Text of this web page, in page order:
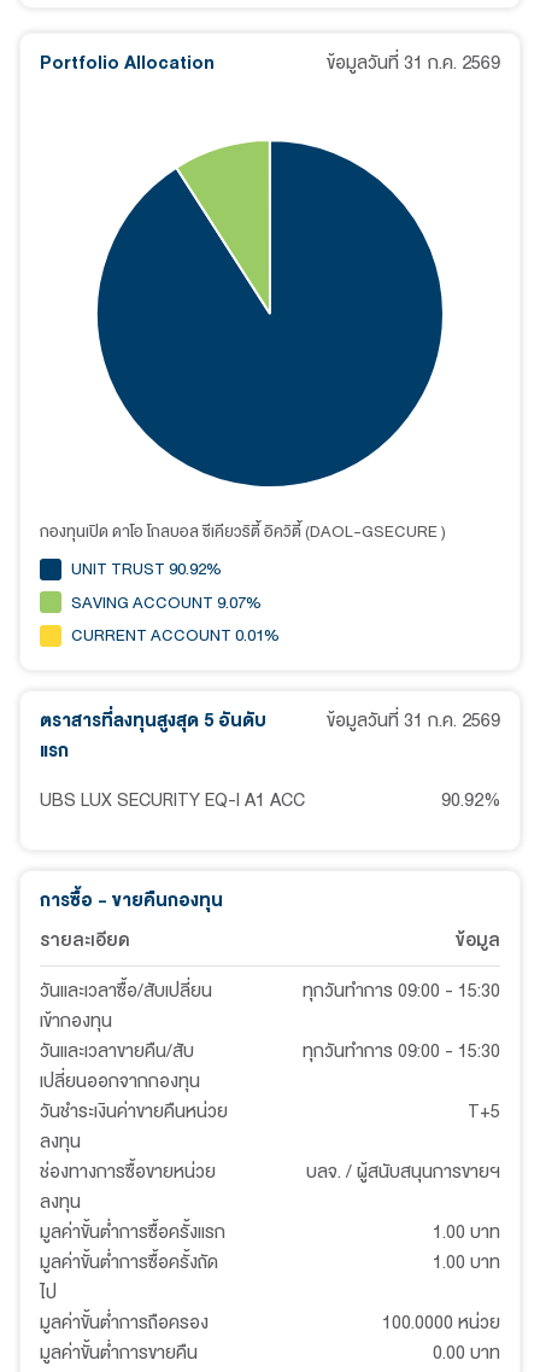
Portfolio Allocation ข้อมูลวันที่ 31 ก.ค. 2569
กองทุนเปิด ดาโอ โกลบอล ซีเคียวริตี้ อิควิตี้ (DAOL-GSECURE )
UNIT TRUST 90.92%
SAVING ACCOUNT 9.07%
CURRENT ACCOUNT 0.01%
ตราสารที่ลงทุนสูงสุด 5 อันดับ
แรก
ข้อมูลวันที่ 31 ก.ค. 2569
UBS LUX SECURITY EQ-I A1 ACC 90.92%
การซื้อ - ขายคืนกองทุน
รายละเอียด
ข้อมูล
วันและเวลาซื้อ/สับเปลี่ยน
เข้ากองทุน
ทุกวันทำการ 09:00 - 15:30
วันและเวลาขายคืน/สับ
เปลี่ยนออกจากกองทุน
ทุกวันทำการ 09:00 - 15:30
วันชำระเงินค่าขายคืนหน่วย
ลงทุน
T+5
ช่องทางการซื้อขายหน่วย
ลงทุน
บลจ. / ผู้สนับสนุนการขายฯ
มูลค่าขั้นต่ำการซื้อครั้งแรก
1.00 บาท
มูลค่าขั้นต่ำการซื้อครั้งถัด
ไป
1.00 บาท
มูลค่าขั้นต่ำการถือครอง
100.0000 หน่วย
มูลค่าขั้นต่ำการขายคืน
0.00 บาท